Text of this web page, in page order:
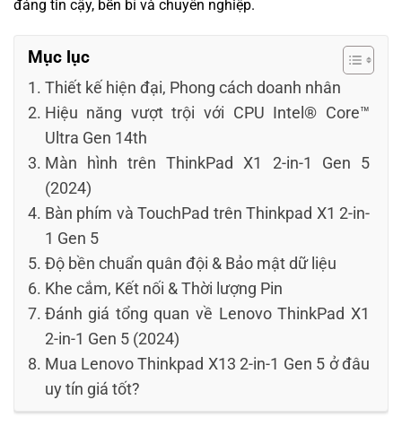
đáng tin cậy, bền bỉ và chuyên nghiệp.
Mục lục
Thiết kế hiện đại, Phong cách doanh nhân
Hiệu năng vượt trội với CPU Intel® Core™
Ultra Gen 14th
Màn hình trên ThinkPad X1 2-in-1 Gen 5
(2024)
Bàn phím và TouchPad trên Thinkpad X1 2-in-
1 Gen 5
Độ bền chuẩn quân đội & Bảo mật dữ liệu
Khe cắm, Kết nối & Thời lượng Pin
Đánh giá tổng quan về Lenovo ThinkPad X1
2-in-1 Gen 5 (2024)
Mua Lenovo Thinkpad X13 2-in-1 Gen 5 ở đâu
uy tín giá tốt?